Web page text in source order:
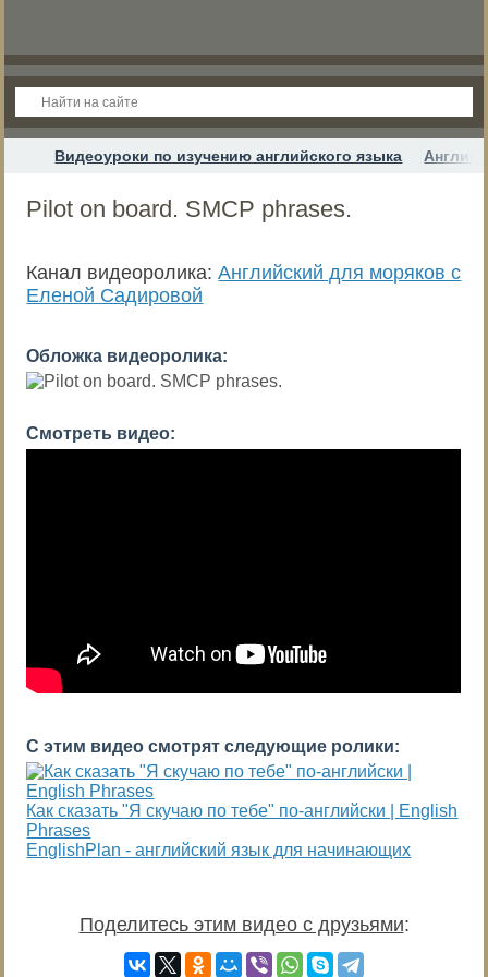
Видеоуроки по изучению английского языка
Pilot on board. SMCP phrases.
Канал видеоролика:Английский для моряков с
Еленой Садировой
Обложка видеоролика:
Смотреть видео:
С этим видео смотрят следующие ролики:
Как сказать "Я скучаю по тебе" по-английски | English
Phrases
EnglishPlan - английский язык для начинающих
Поделитесь этим видео с друзьями: